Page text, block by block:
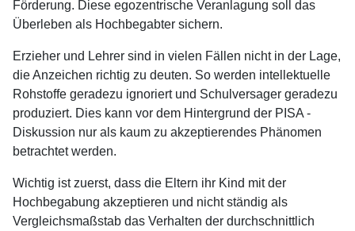
Förderung. Diese egozentrische Veranlagung soll das
Überleben als Hochbegabter sichern.
Erzieher und Lehrer sind in vielen Fällen nicht in der Lage,
die Anzeichen richtig zu deuten. So werden intellektuelle
Rohstoffe geradezu ignoriert und Schulversager geradezu
produziert. Dies kann vor dem Hintergrund der PISA -
Diskussion nur als kaum zu akzeptierendes Phänomen
betrachtet werden.
Wichtig ist zuerst, dass die Eltern ihr Kind mit der
Hochbegabung akzeptieren und nicht ständig als
Vergleichsmaßstab das Verhalten der durchschnittlich